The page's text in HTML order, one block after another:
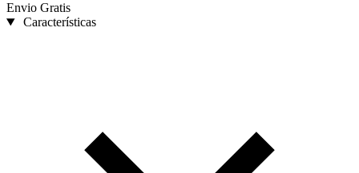
Envio Gratis
Características